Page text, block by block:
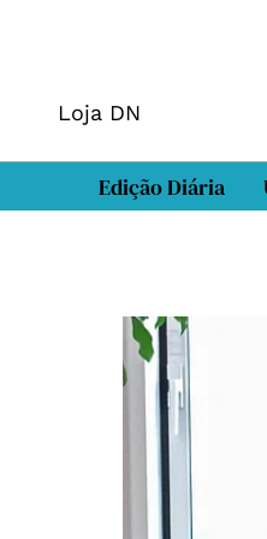
Loja DN
Edição Diária